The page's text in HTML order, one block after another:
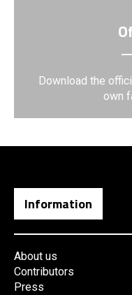
Download the
own
Information
About us
Contributors
Press